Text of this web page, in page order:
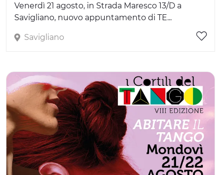
Venerdì 21 agosto, in Strada Maresco 13/D a
Savigliano, nuovo appuntamento di TE...
Savigliano